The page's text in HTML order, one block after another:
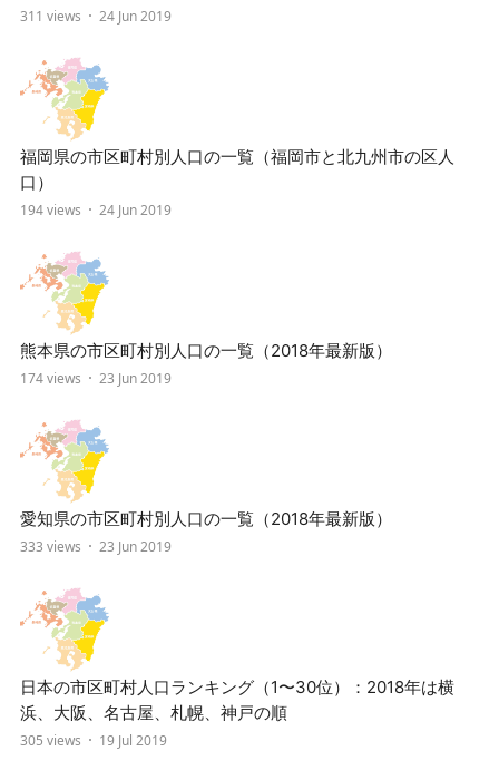
311 views 24 Jun 2019
福岡県の市区町村別人口の一覧（福岡市と北九州市の区人
口）
194 views 24 Jun 2019
熊本県の市区町村別人口の一覧（2018年最新版）
174 views 23 Jun 2019
愛知県の市区町村別人口の一覧（2018年最新版）
333 views 23 Jun 2019
日本の市区町村人口ランキング（1〜30位）：2018年は横
浜、大阪、名古屋、札幌、神戸の順
305 views 19 Jul 2019